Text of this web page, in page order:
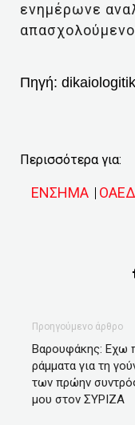
ενημέρωνε
Πηγή:
Περισσότερα για:
ΕΝΣΗΜΑ ΟΑΕΔ
Προηγούμενο άρθρο
Βαρουφάκης: Εχω
ράμματα για τη
των πρώην
μου στον ΣΥΡΙΖΑ